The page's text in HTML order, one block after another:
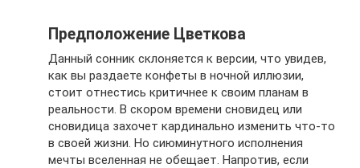
Предположение Цветкова
Данный сонник склоняется к версии, что увидев,
как вы раздаете конфеты в ночной иллюзии,
стоит отнестись критичнее к своим планам в
реальности. В скором времени сновидец или
сновидица захочет кардинально изменить что-то
в своей жизни. Но сиюминутного исполнения
мечты вселенная не обещает. Напротив, если